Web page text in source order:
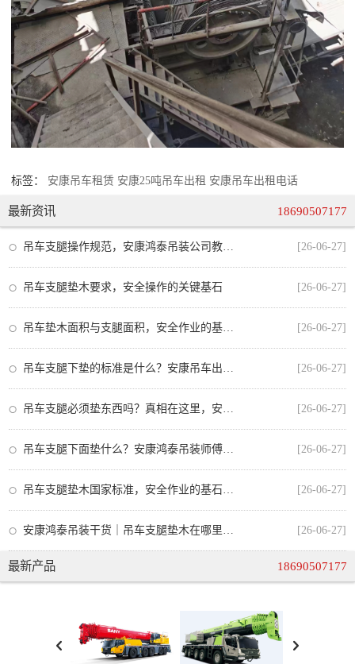
标签： 安康吊车租赁 安康25吨吊车出租 安康吊车出租电话
最新资讯 18690507177
[26-06-27]
吊车支腿垫木要求，安全操作的关键基石 [26-06-27]
[26-06-27]
[26-06-27]
[26-06-27]
[26-06-27]
[26-06-27]
[26-06-27]
最新产品 18690507177